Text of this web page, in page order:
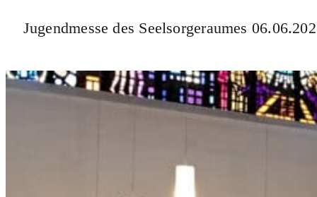
Jugendmesse des Seelsorgeraumes